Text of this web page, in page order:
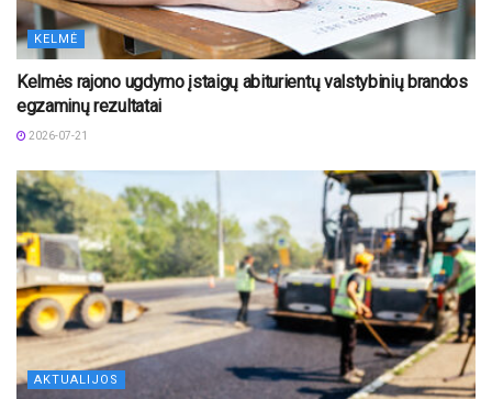
KELMĖ
Kelmės rajono ugdymo įstaigų abiturientų valstybinių brandos
egzaminų rezultatai
2026-07-21
AKTUALIJOS